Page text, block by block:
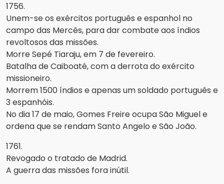
1756.
Unem-se os exércitos português e espanhol no
campo das Mercês, para dar combate aos índios
revoltosos das missões.
Morre Sepé Tiaraju, em 7 de fevereiro.
Batalha de Caiboaté, com a derrota do exército
missioneiro.
Morrem 1500 índios e apenas um soldado português e
3 espanhóis.
No dia 17 de maio, Gomes Freire ocupa São Miguel e
ordena que se rendam Santo Angelo e São João.
1761.
Revogado o tratado de Madrid.
A guerra das missões fora inútil.